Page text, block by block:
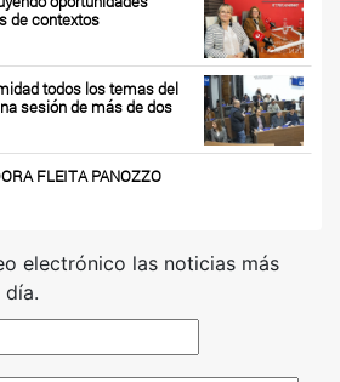
de contextos
todos los temas del
sesión de más de dos
FLEITA PANOZZO
electrónico las noticias más